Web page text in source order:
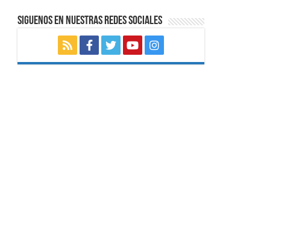
SIGUENOS EN NUESTRAS REDES SOCIALES